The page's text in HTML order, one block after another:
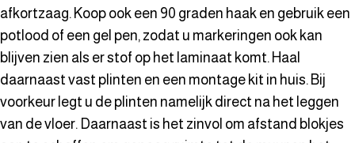
afkortzaag. Koop ook een 90 graden haak en gebruik een
potlood of een gel pen, zodat u markeringen ook kan
blijven zien als er stof op het laminaat komt. Haal
daarnaast vast plinten en een montage kit in huis. Bij
voorkeur legt u de plinten namelijk direct na het leggen
van de vloer. Daarnaast is het zinvol om afstand blokjes